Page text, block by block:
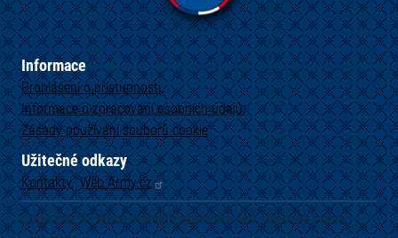
Informace
Prohlášení o přístupnosti
Informace o zpracování osobních údajů
Zásady používání souborů cookie
Užitečné odkazy
Kontakty WebArmy.cz
Copyright © Sekce státního tajemníka MO. Všechna práva